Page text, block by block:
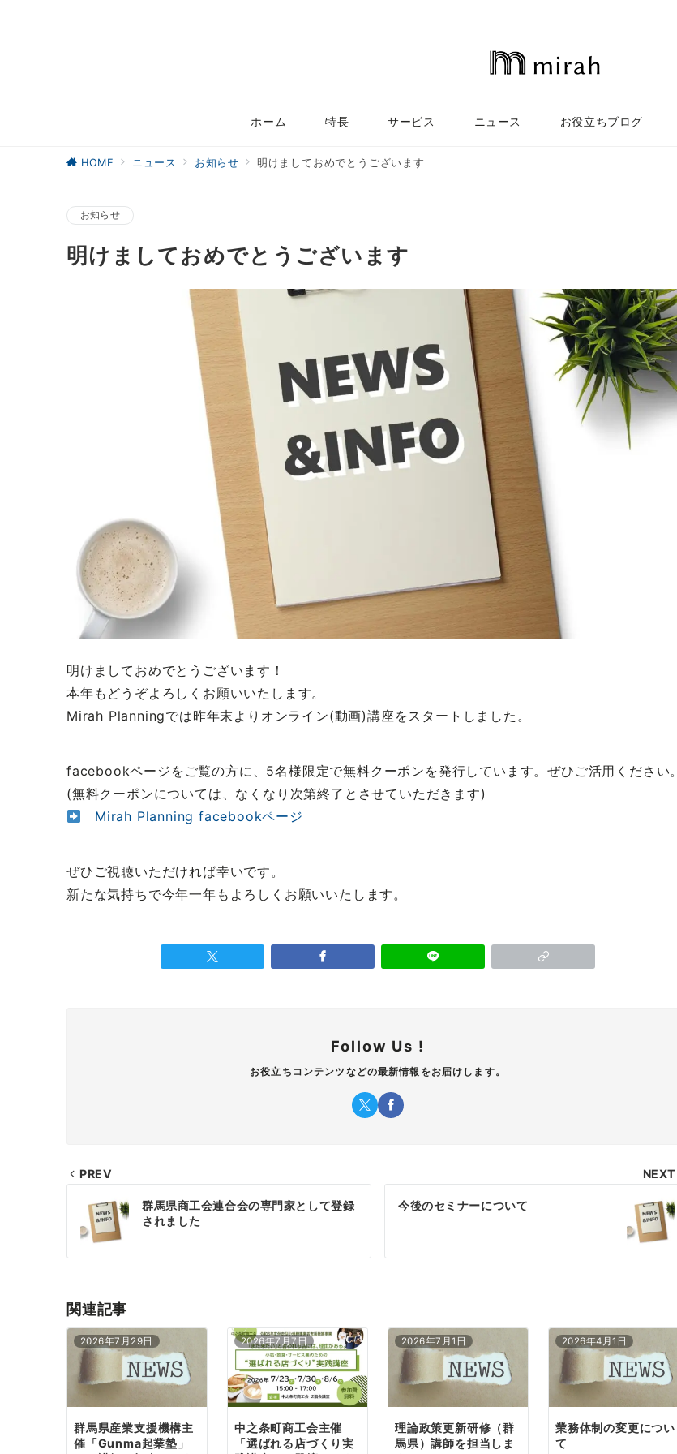
ホーム 特長 サービス ニュース お役立ちブログ
HOME ニュース お知らせ 明けましておめでとうございます
お知らせ
明けましておめでとうございます
明けましておめでとうございます！
本年もどうぞよろしくお願いいたします。
Mirah Planningでは昨年末よりオンライン(動画)講座をスタートしました。
facebookページをご覧の方に、5名様限定で無料クーポンを発行しています。ぜひご活用ください。
(無料クーポンについては、なくなり次第終了とさせていただきます)
Mirah Planning facebookページ
ぜひご視聴いただければ幸いです。
新たな気持ちで今年一年もよろしくお願いいたします。
Follow Us !
お役立ちコンテンツなどの最新情報をお届けします。
稿
ゲ
ー
シ
ョ
ン
PREV
群馬県商工会連合会の専門家として登録
されました
NEXT
今後のセミナーについて
関連記事
2026年7月29日
群馬県産業支援機構主
催「Gunma起業塾」
2026年7月7日
中之条町商工会主催
「選ばれる店づくり実
2026年7月1日
理論政策更新研修（群
馬県）講師を担当しま
2026年4月1日
業務体制の変更につい
て